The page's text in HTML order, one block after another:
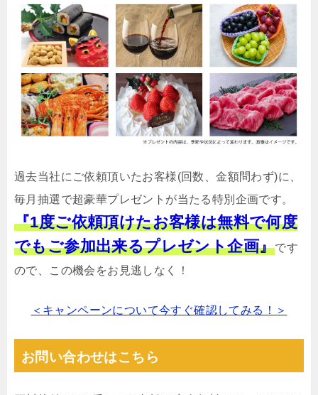
過去当社にご依頼頂いたお客様(回数、金額問わず)に、
毎月抽選で超豪華プレゼントが当たる特別企画です。
『1度ご依頼頂けたお客様は無料で何度
でもご参加出来るプレゼント企画』です
ので、この機会をお見逃しなく！
＜キャンペーンについて今すぐ確認してみる！＞
お問い合わせはこちら